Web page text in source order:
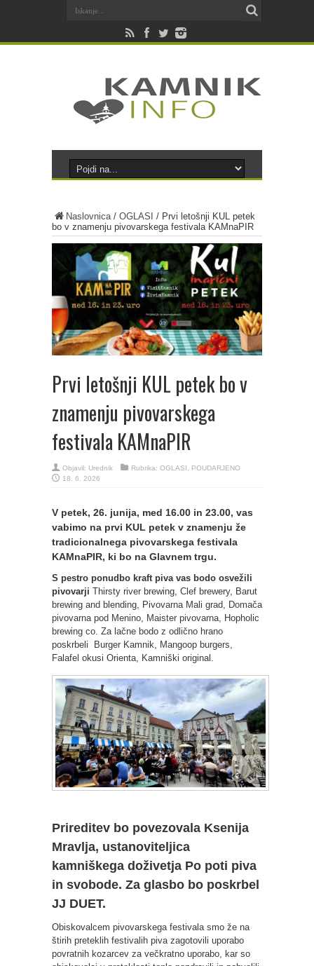
Naslovnica/ OGLASI / Prvi letošnji KUL petek
bo v znamenju pivovarskega festivala KAMnaPIR
Prvi letošnji KUL petek bo v
znamenju pivovarskega
festivala KAMnaPIR
Objavil: Urednik Rubrika: OGLASI
POUDARJENO
18. 6. 2026
V petek, 26. junija, med 16.00 in 23.00, vas
vabimo na prvi KUL petek v znamenju že
tradicionalnega pivovarskega festivala
KAMnaPIR, ki bo na Glavnem trgu.
S pestro ponudbo kraft piva vas bodo osvežili
pivovarji Thirsty river brewing, Clef brewery, Barut
brewing and blending, Pivovarna Mali grad, Domača
pivovarna pod Menino, Maister pivovarna, Hopholic
brewing co. Za lačne bodo z odlično hrano
poskrbeli Burger Kamnik, Mangoop burgers,
Falafel okusi Orienta, Kamniški original.
Prireditev bo povezovala Ksenija
Mravlja, ustanoviteljica
kamniškega doživetja Po poti piva
in svobode. Za glasbo bo poskrbel
JJ DUET.
Obiskovalcem pivovarskega festivala smo že na
štirih preteklih festivalih piva zagotovili uporabo
povratnih kozarcev za večkratno uporabo, kar so